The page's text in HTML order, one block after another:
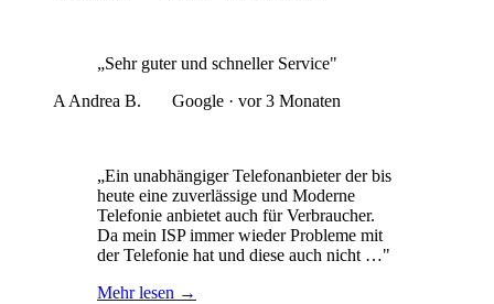
„Sehr guter und schneller Service"
A Andrea B. Google · vor 3 Monaten
„Ein unabhängiger Telefonanbieter der bis
heute eine zuverlässige und Moderne
Telefonie anbietet auch für Verbraucher.
Da mein ISP immer wieder Probleme mit
der Telefonie hat und diese auch nicht …"
Mehr lesen →